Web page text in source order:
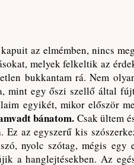
az elmémben, nincs
melyek felkeltik az
bukkantam rá. Nem
mint egy őszi szellő által
egyikét, mikor először
bánatom. Csak ültem
Ez az egyszerű kis
nyolc szótag, mégis egy
a hanglejtésekben. Az